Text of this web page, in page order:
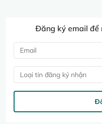
Đăng ký email để
Loại tin đăng ký nhận